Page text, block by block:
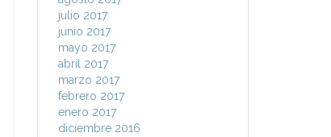
julio 2017
junio 2017
mayo 2017
abril 2017
marzo 2017
febrero 2017
enero 2017
diciembre 2016